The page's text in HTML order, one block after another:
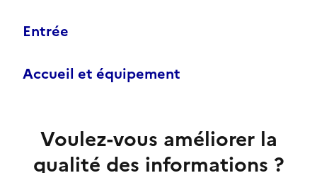
Entrée
Accueil et équipement
Voulez-vous améliorer la
qualité des informations ?